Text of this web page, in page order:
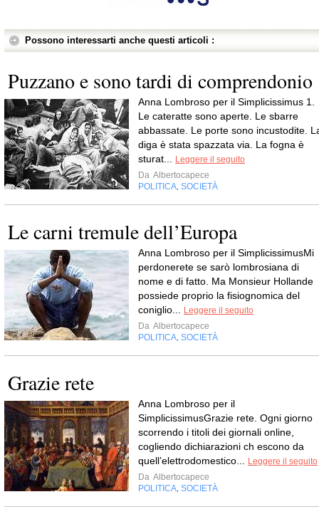
Possono interessarti anche questi articoli :
Puzzano e sono tardi di comprendonio
Anna Lombroso per il Simplicissimus 1.
Le cateratte sono aperte. Le sbarre
abbassate. Le porte sono incustodite.
diga è stata spazzata via. La fogna è
sturat... Leggere il seguito
Da Albertocapece
POLITICA, SOCIETÀ
Le carni tremule dell’Europa
Anna Lombroso per il SimplicissimusMi
perdonerete se sarò lombrosiana di
nome e di fatto. Ma Monsieur Hollande
possiede proprio la fisiognomica del
coniglio... Leggere il seguito
Da Albertocapece
POLITICA, SOCIETÀ
Grazie rete
Anna Lombroso per il
SimplicissimusGrazie rete. Ogni giorno
scorrendo i titoli dei giornali online,
cogliendo dichiarazioni ch escono da
quell’elettrodomestico... Leggere il seguito
Da Albertocapece
POLITICA, SOCIETÀ